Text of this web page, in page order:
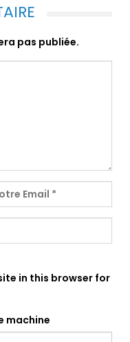
pas publiée.
in this browser for
machine